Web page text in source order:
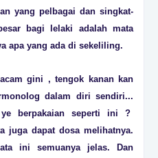
yang pelbagai dan singkat-
bagi lelaki adalah mata
apa yang ada di sekeliling.
gini , tengok kanan kan
dalam diri sendiri...
berpakaian seperti ini ?
juga dapat dosa melihatnya.
ini semuanya jelas. Dan